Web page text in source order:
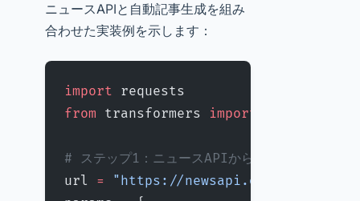
ニュースAPIと自動記事生成を組み
合わせた実装例を示します：
import requests
from transformers import
# ステップ1：ニュースAPIから記事を取得
url = "https://newsapi.org/v2/top-